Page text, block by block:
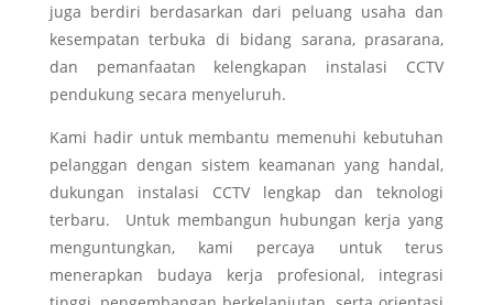
juga berdiri berdasarkan dari peluang usaha dan
kesempatan terbuka di bidang sarana, prasarana,
dan pemanfaatan kelengkapan instalasi CCTV
pendukung secara menyeluruh.
Kami hadir untuk membantu memenuhi kebutuhan
pelanggan dengan sistem keamanan yang handal,
dukungan instalasi CCTV lengkap dan teknologi
terbaru. Untuk membangun hubungan kerja yang
menguntungkan, kami percaya untuk terus
menerapkan budaya kerja profesional, integrasi